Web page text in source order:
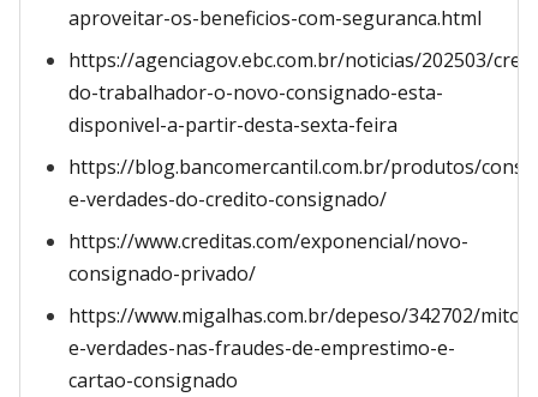
aproveitar-os-beneficios-com-seguranca.html
https://agenciagov.ebc.com.br/noticias/202503/
do-trabalhador-o-novo-consignado-esta-
disponivel-a-partir-desta-sexta-feira
https://blog.bancomercantil.com.br/produtos/
e-verdades-do-credito-consignado/
https://www.creditas.com/exponencial/novo-
consignado-privado/
https://www.migalhas.com.br/depeso/342702/mitos-
e-verdades-nas-fraudes-de-emprestimo-e-
cartao-consignado